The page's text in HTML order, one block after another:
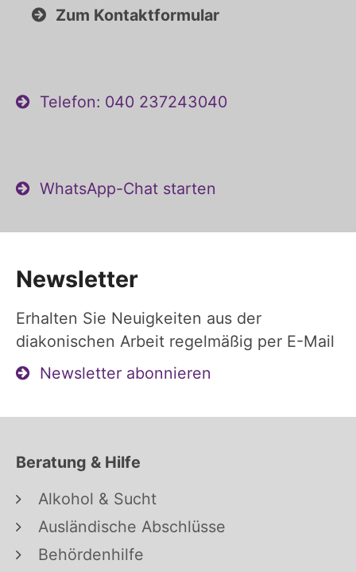
Zum Kontaktformular
Telefon: 040 237243040
WhatsApp-Chat starten
Newsletter
Erhalten Sie Neuigkeiten aus der
diakonischen Arbeit regelmäßig per E-Mail
Newsletter abonnieren
Beratung & Hilfe
Alkohol & Sucht
Ausländische Abschlüsse
Behördenhilfe